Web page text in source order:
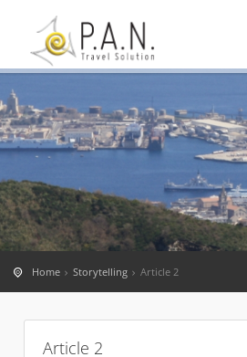
Home Storytelling Article 2
Article 2